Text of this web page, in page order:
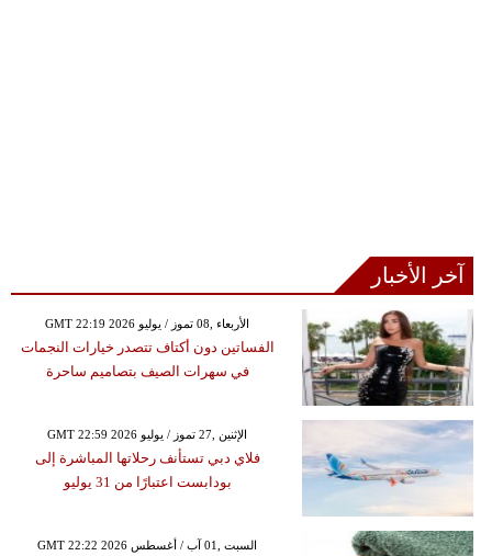
آخر الأخبار
GMT 22:19 2026 الأربعاء ,08 تموز / يوليو
الفساتين دون أكتاف تتصدر خيارات النجمات
في سهرات الصيف بتصاميم ساحرة
GMT 22:59 2026 الإثنين ,27 تموز / يوليو
فلاي دبي تستأنف رحلاتها المباشرة إلى
بودابست اعتبارًا من 31 يوليو
GMT 22:22 2026 السبت ,01 آب / أغسطس